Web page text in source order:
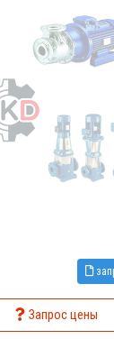
Запрос цены